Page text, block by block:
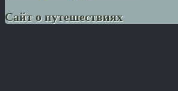
Сайт о путешествиях